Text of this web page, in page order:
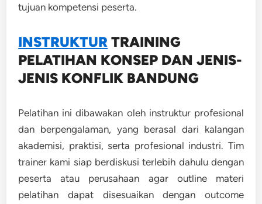
tujuan kompetensi peserta.
INSTRUKTUR TRAINING
PELATIHAN KONSEP DAN JENIS-
JENIS KONFLIK BANDUNG
Pelatihan ini dibawakan oleh instruktur profesional
dan berpengalaman, yang berasal dari kalangan
akademisi, praktisi, serta profesional industri. Tim
trainer kami siap berdiskusi terlebih dahulu dengan
peserta atau perusahaan agar outline materi
pelatihan dapat disesuaikan dengan outcome